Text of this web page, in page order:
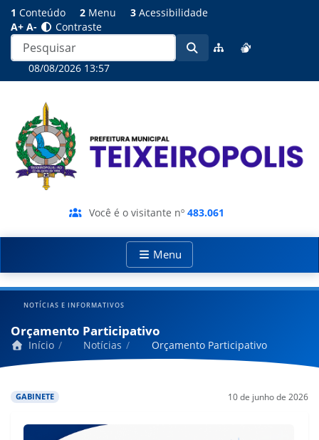
1 Conteúdo 2 Menu 3 Acessibilidade
A+ A- Contraste
08/08/2026 13:57
Você é o visitante nº 483.061
Menu
NOTÍCIAS E INFORMATIVOS
Orçamento Participativo
Início Notícias Orçamento Participativo
GABINETE 10 de junho de 2026